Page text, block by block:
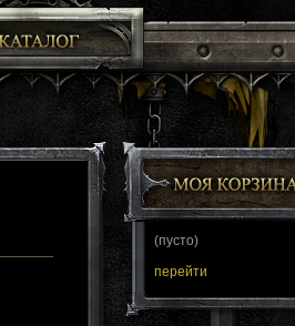
(пусто)
перейти